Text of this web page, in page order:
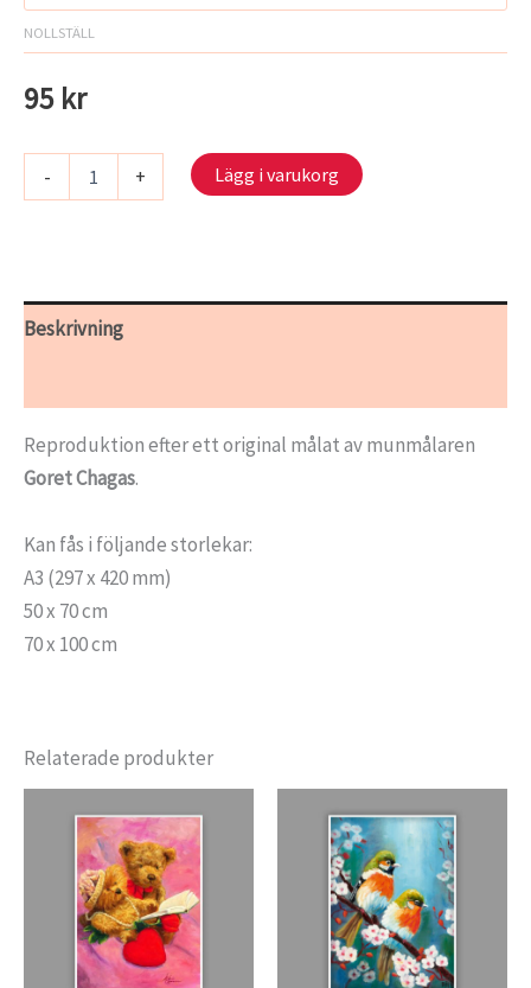
NOLLSTÄLL
95 kr
-
mängd
+ Lägg i varukorg
Beskrivning
Reproduktion efter ett original målat av munmålaren
Goret Chagas.
Kan fås i följande storlekar:
A3 (297 x 420 mm)
50 x 70 cm
70 x 100 cm
Relaterade produkter